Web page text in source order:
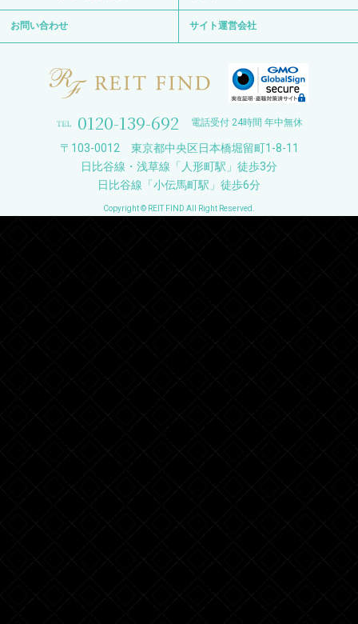
お問い合わせ サイト運営会社
0120-139-692 電話受付 24時間 年中無休
〒103-0012 東京都中央区日本橋堀留町1-8-11
日比谷線・浅草線「人形町駅」徒歩3分
日比谷線「小伝馬町駅」徒歩6分
Copyright © REIT FIND All Right Reserved.